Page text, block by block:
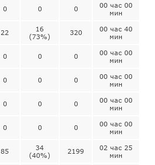
0 0 0
00 час 00
мин
22
16
(73%)
320
00 час 40
мин
0 0 0
00 час 00
мин
0 0 0
00 час 00
мин
0 0 0
00 час 00
мин
0 0 0
00 час 00
мин
85
34
(40%)
2199
02 час 25
мин